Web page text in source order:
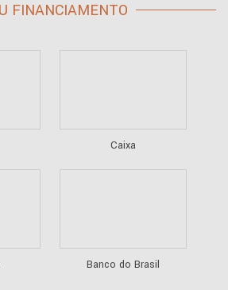
FINANCIAMENTO
Caixa
Banco do Brasil